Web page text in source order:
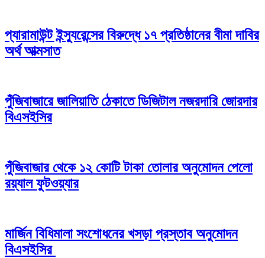
প্যারামাউন্ট ইন্স্যুরেন্সের বিরুদ্ধে ১৭ প্রতিষ্ঠানের বীমা দাবির
অর্থ আত্মসাত
পুঁজিবাজারে জালিয়াতি ঠেকাতে ডিজিটাল নজরদারি জোরদার
বিএসইসির
পুঁজিবাজার থেকে ১২ কোটি টাকা তোলার অনুমোদন পেলো
রয়্যাল ফুটওয়্যার
মার্জিন বিধিমালা সংশোধনের খসড়া প্রস্তাব অনুমোদন
বিএসইসির